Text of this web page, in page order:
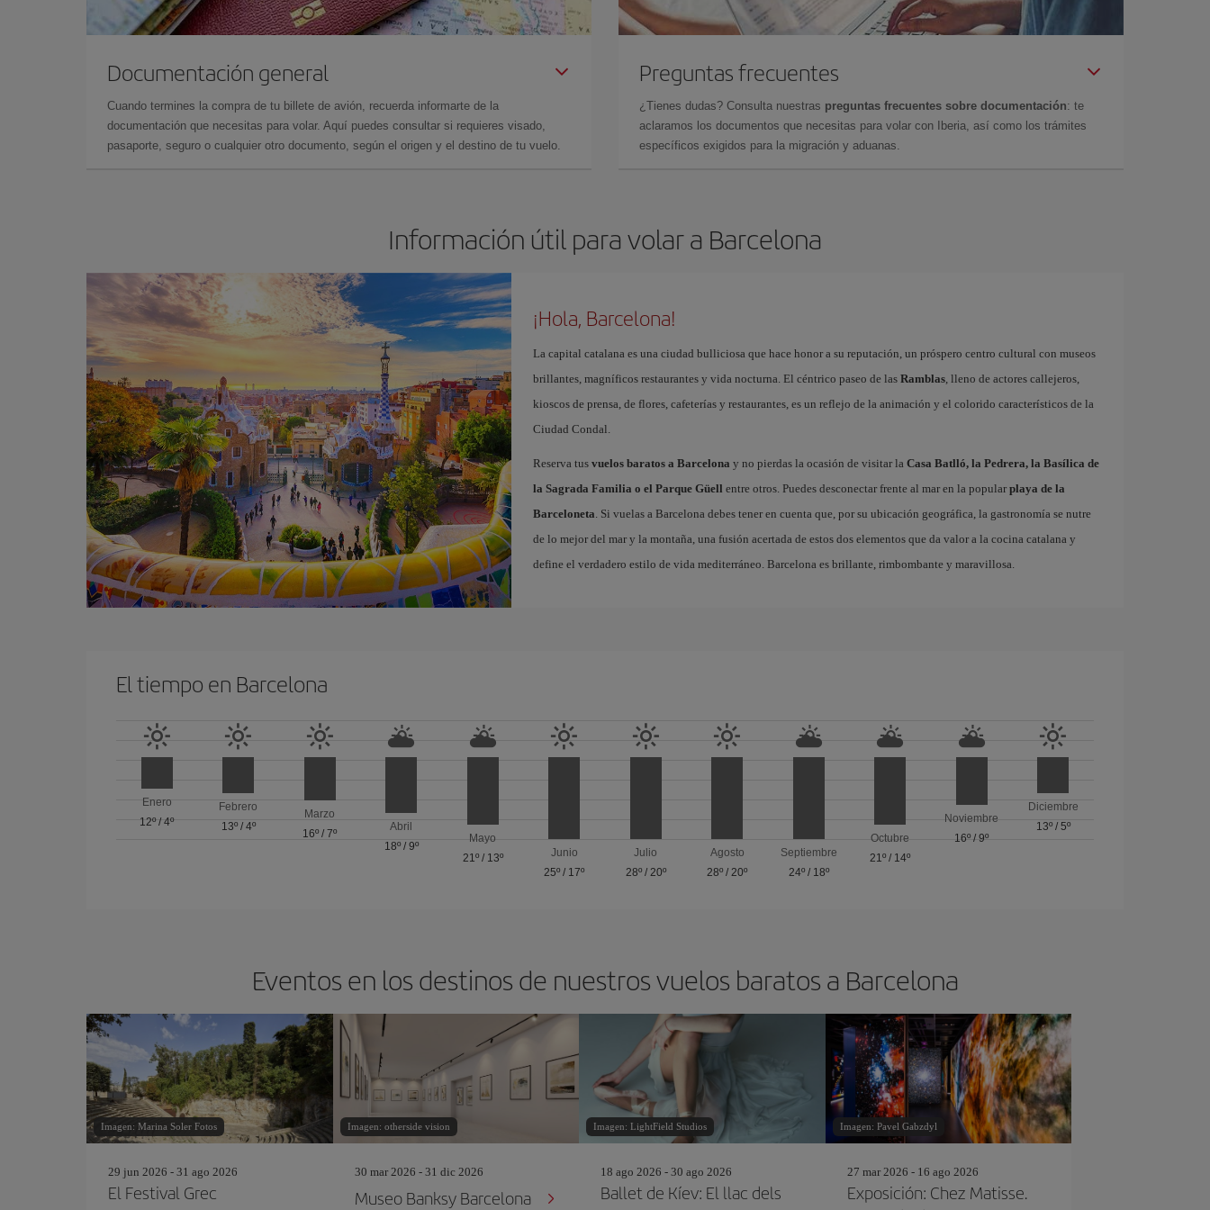
Documentación general
Cuando termines la compra de tu billete de avión, recuerda informarte de la
documentación que necesitas para volar. Aquí puedes consultar si requieres visado,
pasaporte, seguro o cualquier otro documento, según el origen y el destino de tu vuelo.
Preguntas frecuentes
¿Tienes dudas? Consulta nuestras preguntas frecuentes sobre documentación: te
aclaramos los documentos que necesitas para volar con Iberia, así como los trámites
específicos exigidos para la migración y aduanas.
Información útil para volar a Barcelona
¡Hola, Barcelona!
La capital catalana es una ciudad bulliciosa que hace honor a su reputación, un próspero centro cultural con museos
brillantes, magníficos restaurantes y vida nocturna. El céntrico paseo de las Ramblas, lleno de actores callejeros,
kioscos de prensa, de flores, cafeterías y restaurantes, es un reflejo de la animación y el colorido característicos de la
Ciudad Condal.
Reserva tus vuelos baratos a Barcelona y no pierdas la ocasión de visitar la Casa Batlló, la Pedrera, la Basílica de
la Sagrada Familia o el Parque Güell entre otros. Puedes desconectar frente al mar en la popular playa de la
Barceloneta. Si vuelas a Barcelona debes tener en cuenta que, por su ubicación geográfica, la gastronomía se nutre
de lo mejor del mar y la montaña, una fusión acertada de estos dos elementos que da valor a la cocina catalana y
define el verdadero estilo de vida mediterráneo. Barcelona es brillante, rimbombante y maravillosa.
El tiempo en Barcelona
Enero
12º/4º
Febrero
13º/ 4º
Marzo
16º /7º
Abril
18º/ 9º
Mayo
21º/ 13º
Junio
25º / 17º
Julio
28º/ 20º
Agosto
28º /20º
Septiembre
24º/ 18º
Octubre
21º / 14º
Noviembre
16º /9º
Diciembre
13º/ 5º
Eventos en los destinos de nuestros vuelos baratos a Barcelona
Imagen: Marina Soler Fotos
29 jun 2026 - 31 ago 2026
El Festival Grec
Imagen: otherside vision
30 mar 2026 - 31 dic 2026
Museo Banksy Barcelona
Imagen: LightField Studios
18 ago 2026 - 30 ago 2026
Ballet de Kíev: El llac dels
Imagen: Pavel Gabzdyl
27 mar 2026 - 16 ago 2026
Exposición: Chez Matisse.